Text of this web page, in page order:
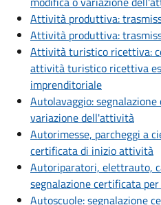
Attività produttiva:
Attività produttiva:
Attività turistico ricettiva:
attività turistico ricettiva
imprenditoriale
Autolavaggio:
variazione dell'attività
Autorimesse, parcheggi a
certificata di inizio attività
Autoriparatori, elettrauto,
segnalazione certificata
Autoscuole: segnalazione